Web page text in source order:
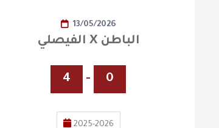
13/05/2026
الفيصلي X الباطن
4 - 0
2025-2026